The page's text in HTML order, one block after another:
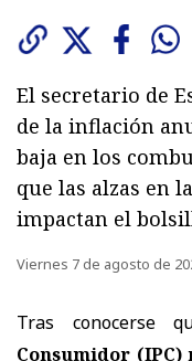
El secretario de
de la inflación
baja en los
que las alzas en
impactan el
Viernes 7 de agosto de
Tras conocerse
Consumidor